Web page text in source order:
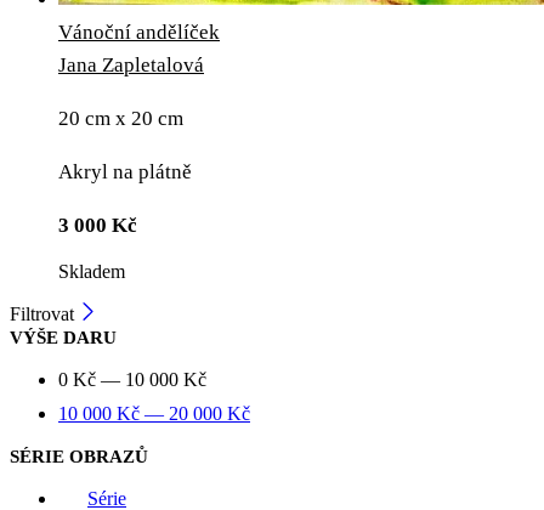
Vánoční andělíček
Jana Zapletalová
20 cm x 20 cm
Akryl na plátně
3 000 Kč
Skladem
Filtrovat
VÝŠE DARU
0 Kč — 10 000 Kč
10 000 Kč — 20 000 Kč
SÉRIE OBRAZŮ
Série